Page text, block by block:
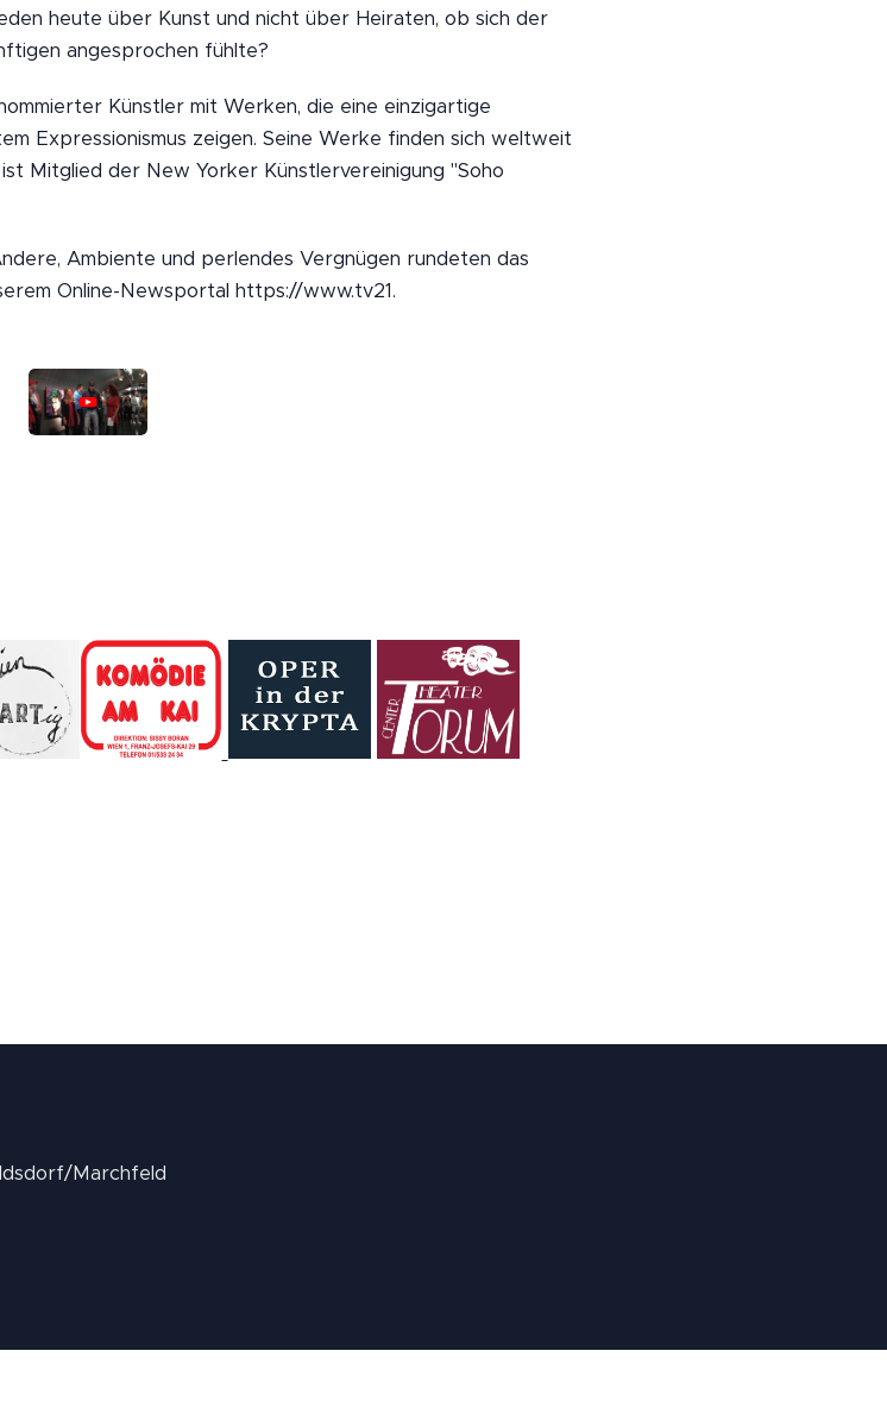
heute über Kunst und nicht über Heiraten, ob sich der
angesprochen fühlte?
Künstler mit Werken, die eine einzigartige
Expressionismus zeigen. Seine Werke finden sich weltweit
Mitglied der New Yorker Künstlervereinigung "Soho
Ambiente und perlendes Vergnügen rundeten das
Online-Newsportal https://www.tv21.
Marchfeld